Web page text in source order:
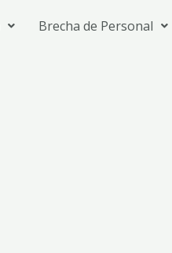
Brecha de Personal